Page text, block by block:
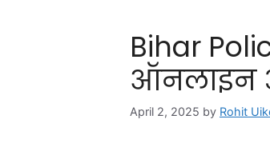
Bihar
ऑनलाइन
April 2, 2025 by Rohit